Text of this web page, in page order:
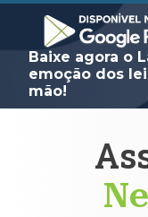
Baixe agora o
emoção dos
mão!